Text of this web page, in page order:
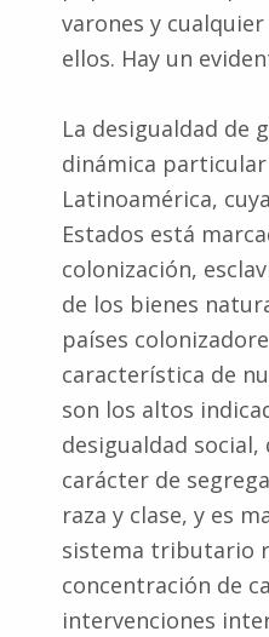
varones y
ellos. Hay un
La desigualdad de
dinámica
Latinoamérica,
Estados está
colonización,
de los bienes
países
característica de
son los altos
desigualdad social,
carácter de
raza y clase, y es
sistema tributario
concentración de
intervenciones